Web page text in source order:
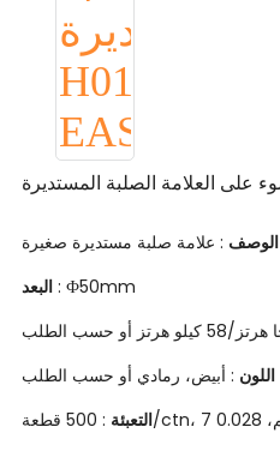
الوصف : علامة صلبة مستديرة صغيرة
: Ф50mm
اللون : أبيض، رمادي أو حسب الطلب
التعبئة